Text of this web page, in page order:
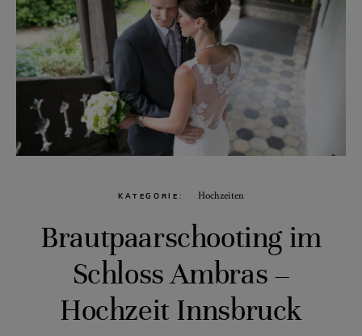
KATEGORIE Hochzeiten
Brautpaarschooting im
Schloss Ambras –
Hochzeit Innsbruck